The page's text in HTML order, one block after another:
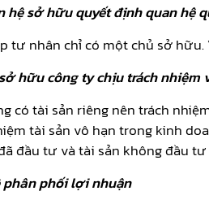
hệ sở hữu quyết định quan hệ
tư nhân chỉ có một chủ sở
hữu công ty chịu trách nhiệm
có tài sản riêng nên trách
tài sản vô hạn trong kinh
đầu tư và tài sản không đầu
phân phối lợi nhuận